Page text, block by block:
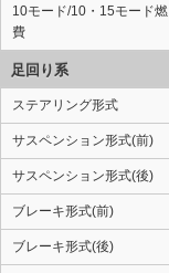
10モード/10・15モード燃
費
足回り系
ステアリング形式
サスペンション形式(前)
サスペンション形式(後)
ブレーキ形式(前)
ブレーキ形式(後)